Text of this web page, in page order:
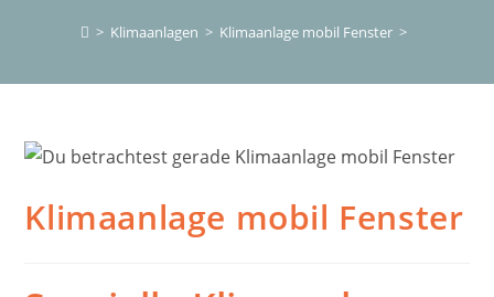
> Klimaanlagen > Klimaanlage mobil Fenster >
Klimaanlage mobil Fenster